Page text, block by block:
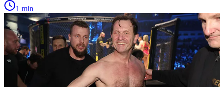
1 min